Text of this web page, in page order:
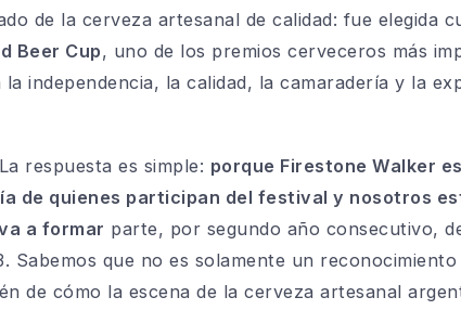
de la cerveza artesanal de calidad: fue elegida
Beer Cup, uno de los premios cerveceros más
independencia, la calidad, la camaradería y la
La respuesta es simple: porque Firestone Walker
de quienes participan del festival y nosotros
a formar parte, por segundo año consecutivo,
Sabemos que no es solamente un
de cómo la escena de la cerveza artesanal